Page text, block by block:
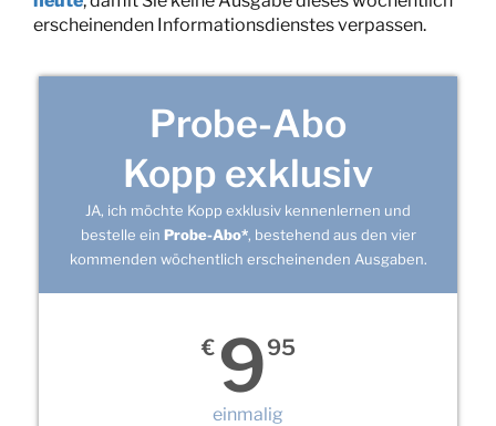
erscheinenden Informationsdienstes verpassen.
Probe-Abo
Kopp exklusiv
JA, ich möchte Kopp exklusiv kennenlernen und
bestelle ein Probe-Abo*, bestehend aus den vier
kommenden wöchentlich erscheinenden Ausgaben.
€ 995
einmalig